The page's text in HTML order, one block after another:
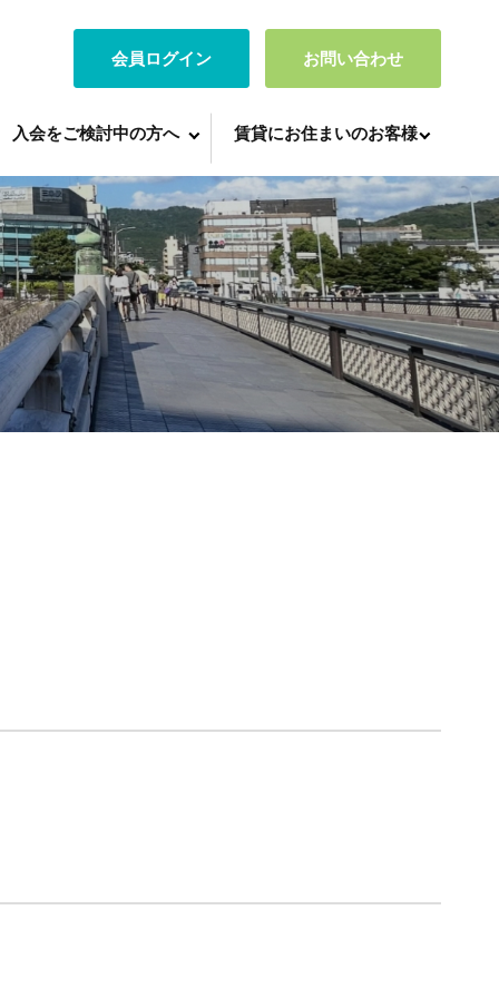
会員ログイン お問い合わせ
入会をご検討中の方へ 賃貸にお住まいのお客様